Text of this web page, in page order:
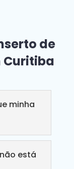
de
Curitiba
minha
está